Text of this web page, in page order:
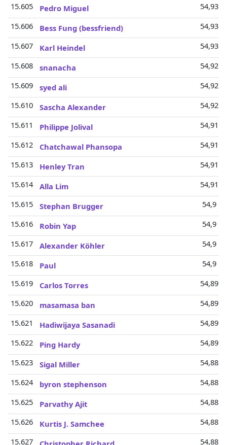
15.605
Pedro Miguel
54,93
15.606
Bess Fung (bessfriend)
54,93
15.607
Karl Heindel
54,93
15.608
snanacha
54,92
15.609
syed ali
54,92
15.610
Sascha Alexander
54,92
15.611
Philippe Jolival
54,91
15.612
Chatchawal Phansopa
54,91
15.613
Henley Tran
54,91
15.614
Alla Lim
54,91
15.615
Stephan Brugger
54,9
15.616
Robin Yap
54,9
15.617
Alexander Köhler
54,9
15.618
Paul
54,9
15.619
Carlos Torres
54,89
15.620
masamasa ban
54,89
15.621
Hadiwijaya Sasanadi
54,89
15.622
Ping Hardy
54,89
15.623
Sigal Miller
54,88
15.624
byron stephenson
54,88
15.625
Parvathy Ajit
54,88
15.626
Kurtis J. Samchee
54,88
15.627
54,88